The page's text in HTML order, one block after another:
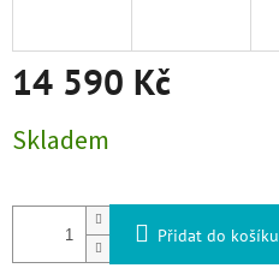
14 590 Kč
Skladem
Přidat do košíku